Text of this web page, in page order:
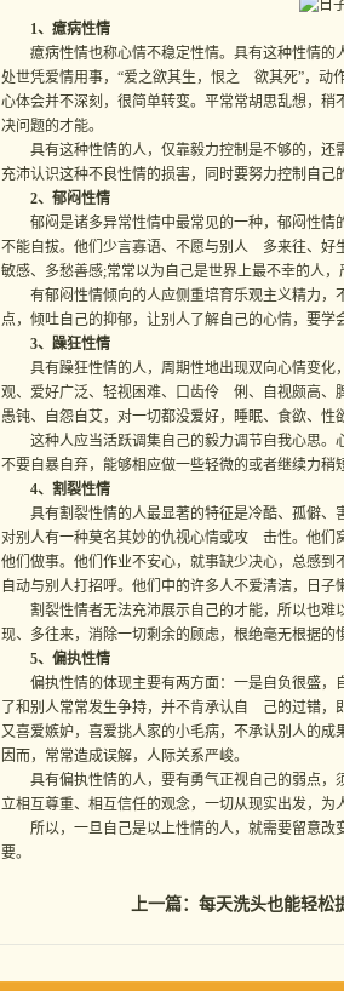
1、癔病性情
癔病性情也称心情不稳定性情。具有这种性情的
处世凭爱情用事，“爱之欲其生，恨之 欲其死”，动
心体会并不深刻，很简单转变。平常常胡思乱想，
决问题的才能。
具有这种性情的人，仅靠毅力控制是不够的，还需
充沛认识这种不良性情的损害，同时要努力控制自己
2、郁闷性情
郁闷是诸多异常性情中最常见的一种，郁闷性情的
不能自拔。他们少言寡语、不愿与别人 多来往、好
敏感、多愁善感;常常以为自己是世界上最不幸的人
有郁闷性情倾向的人应侧重培育乐观主义精力，
点，倾吐自己的抑郁，让别人了解自己的心情，要学
3、躁狂性情
具有躁狂性情的人，周期性地出现双向心情变化
观、爱好广泛、轻视困难、口齿伶 俐、自视颇高、
愚钝、自怨自艾，对一切都没爱好，睡眠、食欲、
这种人应当活跃调集自己的毅力调节自我心思。心
不要自暴自弃，能够相应做一些轻微的或者继续力稍
4、割裂性情
具有割裂性情的人最显著的特征是冷酷、孤僻、害
对别人有一种莫名其妙的仇视心情或攻 击性。他们
他们做事。他们作业不安心，就事缺少决心，总感
自动与别人打招呼。他们中的许多人不爱清洁，日
割裂性情者无法充沛展示自己的才能，所以也难
现、多往来，消除一切剩余的顾虑，根绝毫无根据的
5、偏执性情
偏执性情的体现主要有两方面：一是自负很盛，
了和别人常常发生争持，并不肯承认自 己的过错，
又喜爱嫉妒，喜爱挑人家的小毛病，不承认别人的
因而，常常造成误解，人际关系严峻。
具有偏执性情的人，要有勇气正视自己的弱点，
立相互尊重、相互信任的观念，一切从现实出发，为
所以，一旦自己是以上性情的人，就需要留意改
要。
上一篇： 每天洗头也能轻松